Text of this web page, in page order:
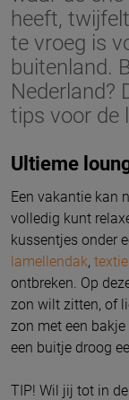
heeft,
te vroeg is
buitenland.
Nederland?
tips voor de
Ultieme
Een vakantie kan
volledig kunt
kussentjes onder
lamellendak,
ontbreken. Op
zon wilt zitten, of
zon met een
een buitje droog
TIP! Wil jij tot in